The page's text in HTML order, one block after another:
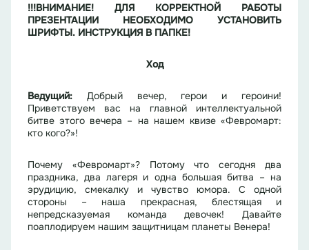
!!!ВНИМАНИЕ! ДЛЯ КОРРЕКТНОЙ РАБОТЫ
ПРЕЗЕНТАЦИИ НЕОБХОДИМО УСТАНОВИТЬ
ШРИФТЫ. ИНСТРУКЦИЯ В ПАПКЕ!
Ход
Ведущий: Добрый вечер, герои и героини!
Приветствуем вас на главной интеллектуальной
битве этого вечера – на нашем квизе «Февромарт:
кто кого?»!
Почему «Февромарт»? Потому что сегодня два
праздника, два лагеря и одна большая битва – на
эрудицию, смекалку и чувство юмора. С одной
стороны – наша прекрасная, блестящая и
непредсказуемая команда девочек! Давайте
поаплодируем нашим защитницам планеты Венера!